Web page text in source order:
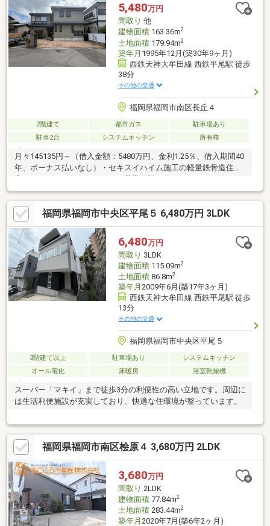
5,480万円
間取り 他
建物面積163.36m2
土地面積179.94m2
築年月 1995年12月(築30年9ヶ月)
西鉄天神大牟田線 西鉄平尾駅 徒歩
38分
その他の交通
福岡県福岡市南区長丘４
2階建て 都市ガス
駐車場あり
駐車2台
システムキッチン 所有権
月々145135円～（借入金額：5480万円、金利1.25％、借入期間40
年、ボーナス払いなし）・セキスイハイム施工の軽量鉄骨造住
室内状態良好につきリフォーム費用を抑えて入居可能です（現況
による）・土地約54坪、建物約49坪のゆとりある敷地・建物面
積・北側約5.1m公道、間口約14.8mの整形地・長丘小学校・長丘
中学校まで約500mで子育て世帯にもおすすめ・サニー長丘店、ハ
ローデイ長尾店、ドラッグストアモリ、コンビニなど買い物施設
が充実・二世帯住宅、大家族、在宅ワークスペースをお探しの方
にもおすすめ
福岡県福岡市中央区平尾５ 6,480万円 3LDK
6,480万円
間取り 3LDK
建物面積115.09m2
土地面積86.8m2
築年月 2009年6月(築17年3ヶ月)
西鉄天神大牟田線 西鉄平尾駅 徒歩
13分
その他の交通
福岡県福岡市中央区平尾５
3階建て以上 駐車場あり
システムキッチン
オール電化
床暖房 浴室乾燥機
スーパー「マキイ」まで徒歩3分の利便性の高い立地です。周辺に
は生活利便施設が充実しており、快適な住環境が整っています。
福岡県福岡市南区桧原４ 3,680万円 2LDK
3,680万円
間取り 2LDK
建物面積77.84m2
土地面積283.44m2
築年月 2020年7月(築6年2ヶ月)